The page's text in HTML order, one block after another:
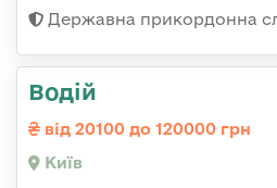
Державна прикордонна
Водій
від 20100 до 120000 грн
Київ